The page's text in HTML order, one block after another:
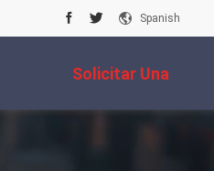
Spanish
Solicitar Una
Cotización